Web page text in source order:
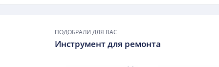
Заменить данный элемент советуем, если:
ПОДОБРАЛИ ДЛЯ ВАС
Инструмент для ремонта